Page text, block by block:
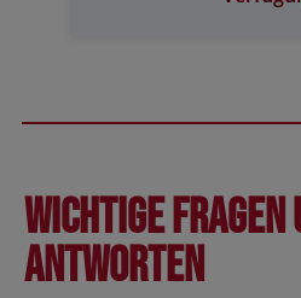
Wichtige Fragen
Antworten